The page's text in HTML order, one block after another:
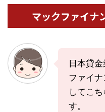
マックファイナ
日本貸
ファイ
してこ
す。